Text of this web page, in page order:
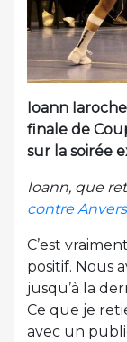
Ioann
finale de
sur la soirée
Ioann, que
contre Anvers
C’est
positif. Nous
jusqu’à la
Ce que je
avec un